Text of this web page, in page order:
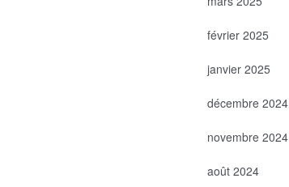
février 2025
janvier 2025
décembre 2024
novembre 2024
août 2024